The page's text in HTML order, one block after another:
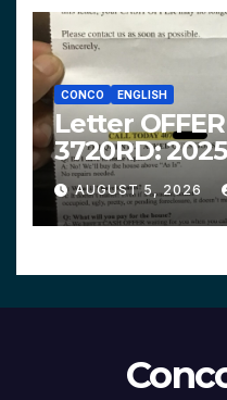
CONCO ENGLISH
Letter
3720RD:
$312,200
AUGUST 5, 2026